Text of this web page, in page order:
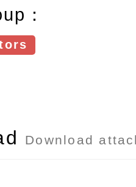
：
Download